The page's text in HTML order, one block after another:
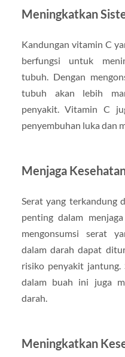
Meningkatkan
Kandungan vitamin C
berfungsi untuk
tubuh. Dengan
tubuh akan lebih
penyakit. Vitamin C
penyembuhan luka dan
Menjaga
Serat yang terkandung
penting dalam
mengonsumsi serat
dalam darah dapat
risiko penyakit jantung.
dalam buah ini juga
darah.
Meningkatkan